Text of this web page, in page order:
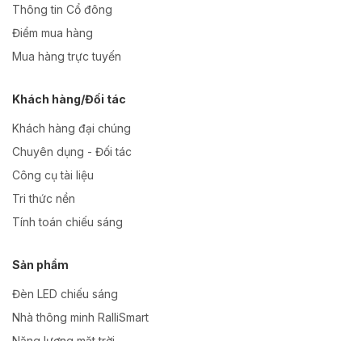
Thông tin Cổ đông
Điểm mua hàng
Mua hàng trực tuyến
Khách hàng/Đối tác
Khách hàng đại chúng
Chuyên dụng - Đối tác
Công cụ tài liệu
Tri thức nền
Tính toán chiếu sáng
Sản phẩm
Đèn LED chiếu sáng
Nhà thông minh RalliSmart